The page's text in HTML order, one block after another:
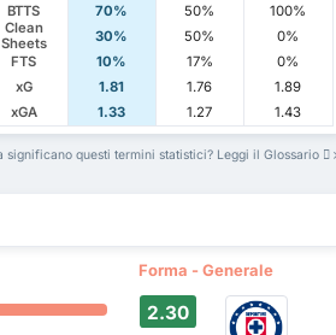
BTTS
70% 50%
100%
Clean
Sheets
30% 50%
0%
FTS
10% 17%
0%
xG
1.81 1.76
1.89
xGA
1.33 1.27 1.43
significano questi termini statistici? Leggi il Glossario
Forma - Generale
2.30